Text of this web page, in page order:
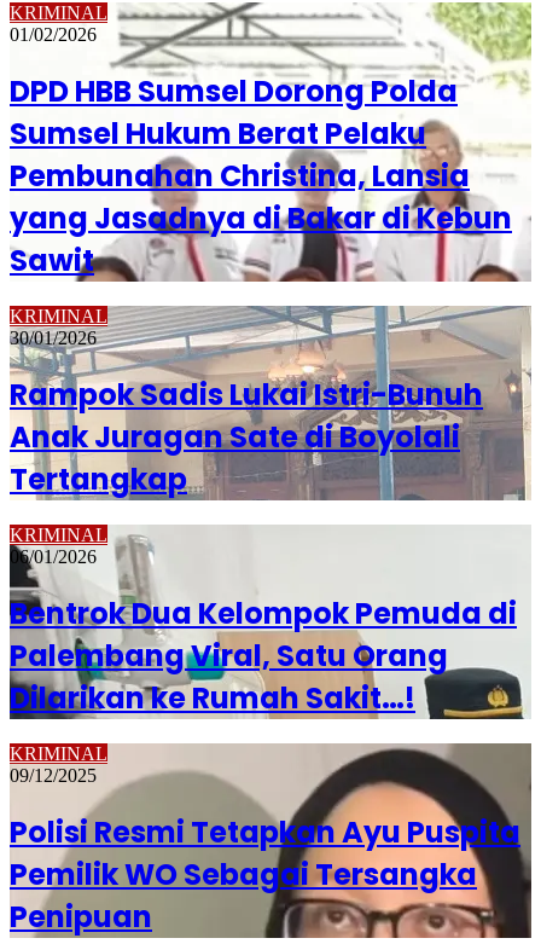
KRIMINAL
01/02/2026
DPD HBB Sumsel Dorong Polda
Sumsel Hukum Berat Pelaku
Pembunahan Christina, Lansia
yang Jasadnya di Bakar di Kebun
Sawit
KRIMINAL
30/01/2026
Rampok Sadis Lukai Istri-Bunuh
Anak Juragan Sate di Boyolali
Tertangkap
KRIMINAL
06/01/2026
Bentrok Dua Kelompok Pemuda di
Palembang Viral, Satu Orang
Dilarikan ke Rumah Sakit…!
KRIMINAL
09/12/2025
Polisi Resmi Tetapkan Ayu Puspita
Pemilik WO Sebagai Tersangka
Penipuan